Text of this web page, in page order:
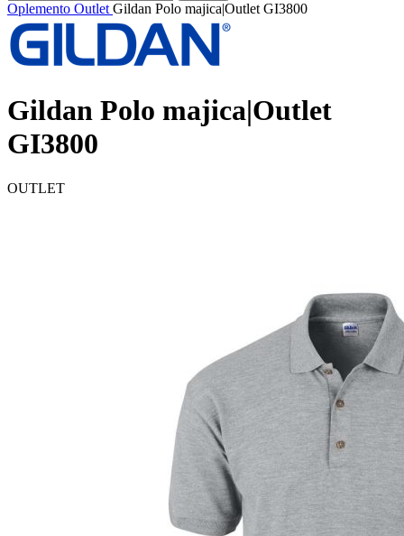
Oplemento Outlet Gildan Polo majica|Outlet GI3800
Gildan Polo majica|Outlet
GI3800
OUTLET